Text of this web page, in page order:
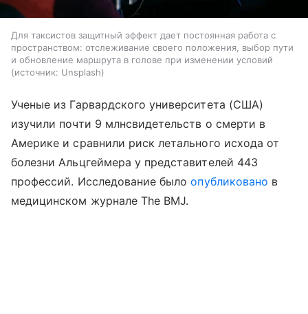
Для таксистов защитный эффект дает постоянная работа с
пространством: отслеживание своего положения, выбор пути
и обновление маршрута в голове при изменении условий
источник: Unsplash
Ученые из Гарвардского университета (США)
изучили почти 9 млнсвидетельств о смерти в
Америке и сравнили риск летального исхода от
болезни Альцгеймера у представителей 443
профессий. Исследование былоопубликовано в
медицинском журнале The BMJ.